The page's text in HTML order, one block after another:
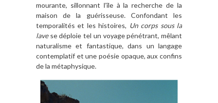
mourante, sillonnant l’île à la recherche de la
maison de la guérisseuse. Confondant les
temporalités et les histoires, Un corps sous la
lavese déploie tel un voyage pénétrant, mêlant
naturalisme et fantastique, dans un langage
contemplatif et une poésie opaque, aux confins
de la métaphysique.